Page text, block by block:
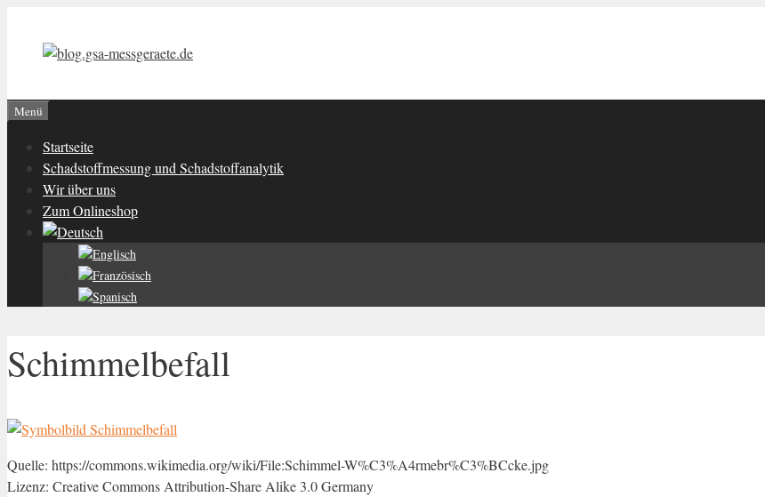
springen
Menü
Startseite
Schadstoffmessung und Schadstoffanalytik
Wir über uns
Zum Onlineshop
Schimmelbefall
Quelle: https://commons.wikimedia.org/wiki/File:Schimmel-W%C3%A4rmebr%C3%BCcke.jpg
Lizenz: Creative Commons Attribution-Share Alike 3.0 Germany